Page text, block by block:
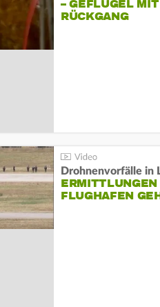
– GEFLÜGEL MIT
ÜCKGANG
Drohnenvorfälle in
ERMITTLUNGEN
FLUGHAFEN